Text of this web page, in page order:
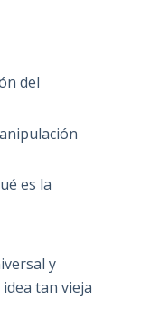
del
es la
y
tan vieja